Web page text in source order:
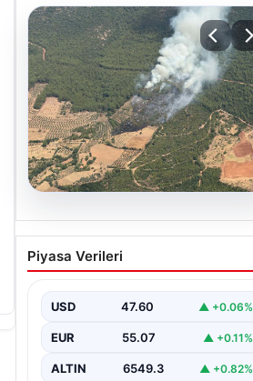
05.08.2026
Muğla Yatağan’da orman
yangını
Piyasa Verileri
USD 47.60 ▲ +0.06%
EUR 55.07 ▲ +0.11%
ALTIN 6549.3 ▲ +0.82%